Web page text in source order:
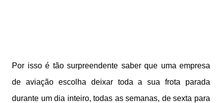
Por isso é tão surpreendente saber que uma empresa
de aviação escolha deixar toda a sua frota parada
durante um dia inteiro, todas as semanas, de sexta para